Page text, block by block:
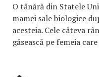
O tânără din Statele
mamei sale biologice
acesteia. Cele câteva
găsească pe femeia